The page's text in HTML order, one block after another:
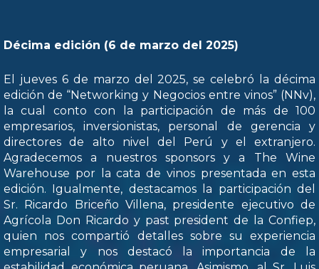
Décima edición (6 de marzo del 2025)
El jueves 6 de marzo del 2025, se celebró la décima
edición de “Networking y Negocios entre vinos” (NNv),
la cual conto con la participación de más de 100
empresarios, inversionistas, personal de gerencia y
directores de alto nivel del Perú y el extranjero.
Agradecemos a nuestros sponsors y a The Wine
Warehouse por la cata de vinos presentada en esta
edición. Igualmente, destacamos la participación del
Sr. Ricardo Briceño Villena, presidente ejecutivo de
Agrícola Don Ricardo y past president de la Confiep,
quien nos compartió detalles sobre su experiencia
empresarial y nos destacó la importancia de la